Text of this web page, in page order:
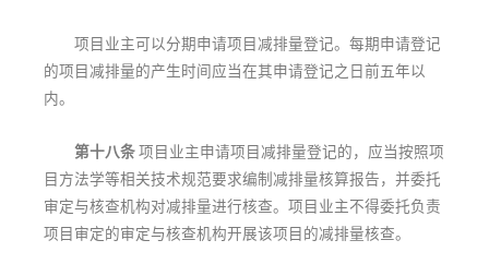
项目业主可以分期申请项目减排量登记。每期申请登记
的项目减排量的产生时间应当在其申请登记之日前五年以
内。
第十八条项目业主申请项目减排量登记的，应当按照项
目方法学等相关技术规范要求编制减排量核算报告，并委托
审定与核查机构对减排量进行核查。项目业主不得委托负责
项目审定的审定与核查机构开展该项目的减排量核查。